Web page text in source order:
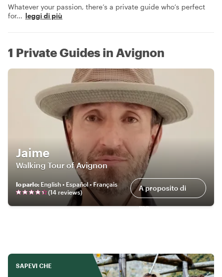
Whatever your passion, there’s a private guide who’s perfect
for... leggi di più
1 Private Guides in Avignon
Jaime
Walking Tour of Avignon
Io parlo: English • Español • Français
(14 reviews) A proposito di
me
SAPEVI CHE